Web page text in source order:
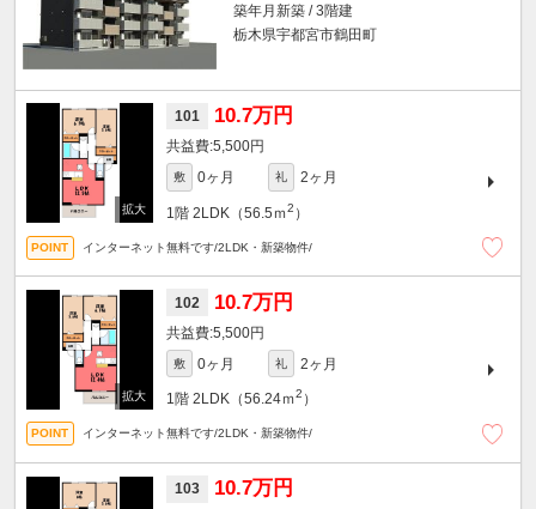
築年月新築 / 3階建
栃木県宇都宮市鶴田町
101 10.7万円
5,500円
敷 0ヶ月 礼 2ヶ月
1階 2LDK（56.5ｍ2 ）
インターネット無料です/2LDK・新築物件/
102 10.7万円
5,500円
敷 0ヶ月 礼 2ヶ月
1階 2LDK（56.24ｍ2 ）
インターネット無料です/2LDK・新築物件/
103 10.7万円